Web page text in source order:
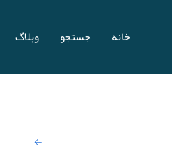
خانه جستجو وبلاگ